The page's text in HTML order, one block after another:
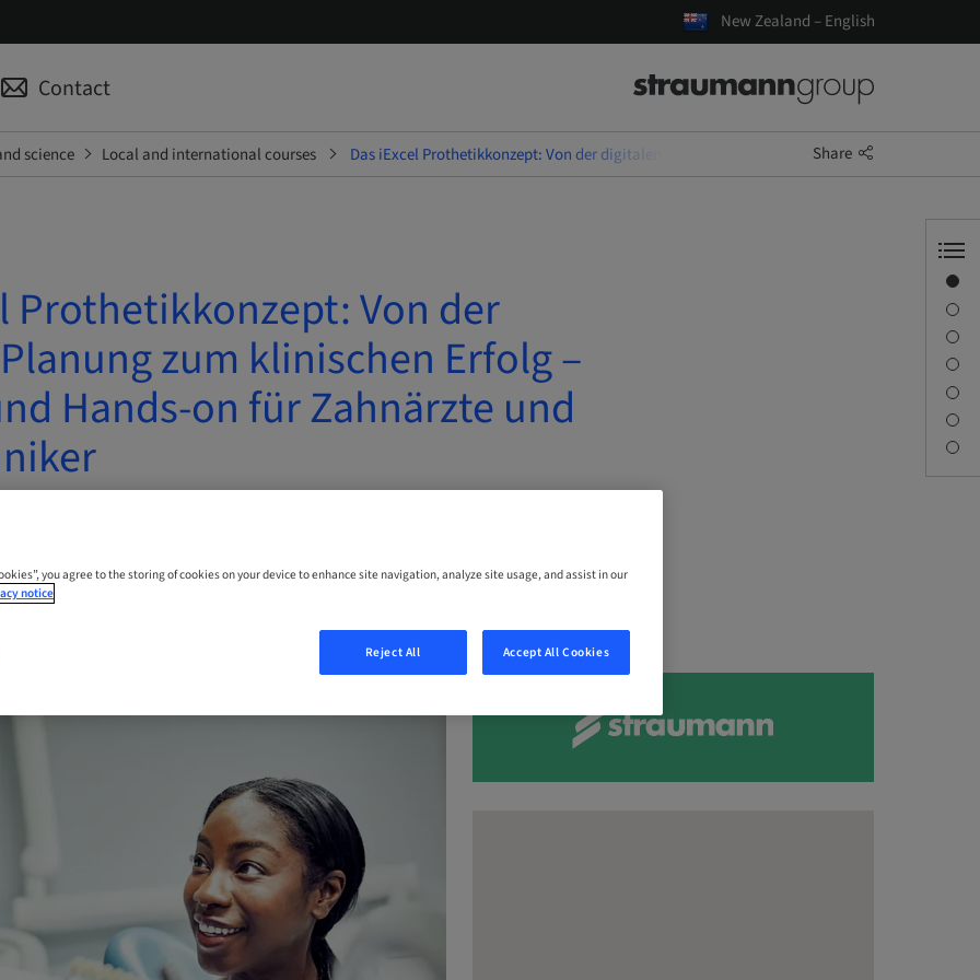
New Zealand – English
Contact
science Local and international courses Das iExcel Prothetikkonzept: Von der digitalen Planung zum klinischen Erfolg – Theorie und
Share
Prothetikkonzept: Von der
zum klinischen Erfolg –
Hands-on für Zahnärzte und
Zürich, Switzerland
you agree to the storing of cookies on your device to enhance site navigation, analyze site usage, and assist in our
notice
Reject All Accept All Cookies